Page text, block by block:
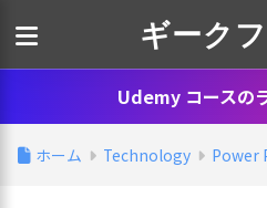
ギーク
Udemy コースの
ホーム Technology Power